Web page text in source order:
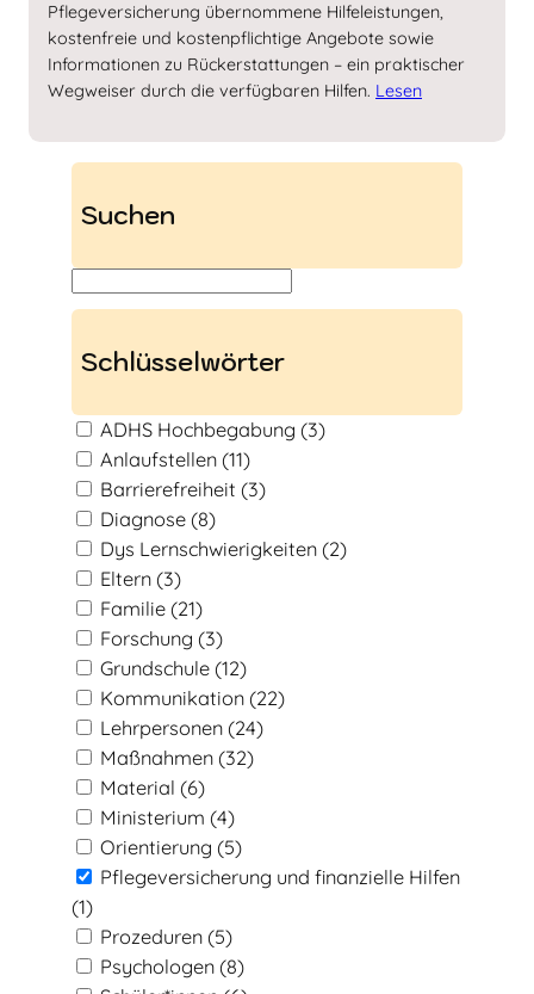
Pflegeversicherung übernommene Hilfeleistungen,
kostenfreie und kostenpflichtige Angebote sowie
Informationen zu Rückerstattungen – ein praktischer
Wegweiser durch die verfügbaren Hilfen. Lesen
Suchen
u
n
Schlüsselwörter
ADHS Hochbegabung (3)
Anlaufstellen (11)
Barrierefreiheit (3)
Diagnose (8)
Dys Lernschwierigkeiten (2)
Eltern (3)
Familie (21)
Forschung (3)
Grundschule (12)
Kommunikation (22)
Lehrpersonen (24)
Maßnahmen (32)
Material (6)
Ministerium (4)
Orientierung (5)
Pflegeversicherung und finanzielle Hilfen
(1)
Prozeduren (5)
Psychologen (8)